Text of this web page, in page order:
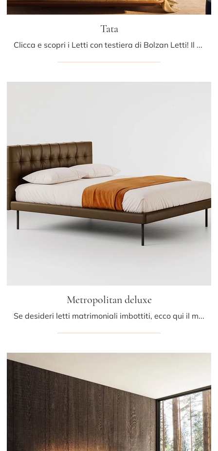
Tata
Clicca e scopri i Letti con testiera di Bolzan Letti! Il modello Tata in pelle ti sta aspettando nelle versioni matrimoniali.
Metropolitan deluxe
Se desideri letti matrimoniali imbottiti, ecco qui il modello Metropolitan deluxe in pelle per arricchire la camera da letto.